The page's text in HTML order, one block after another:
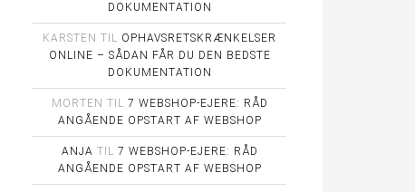
DOKUMENTATION
KARSTEN TIL OPHAVSRETSKRÆNKELSER
ONLINE – SÅDAN FÅR DU DEN BEDSTE
DOKUMENTATION
MORTEN TIL 7 WEBSHOP-EJERE: RÅD
ANGÅENDE OPSTART AF WEBSHOP
ANJA TIL 7 WEBSHOP-EJERE: RÅD
ANGÅENDE OPSTART AF WEBSHOP